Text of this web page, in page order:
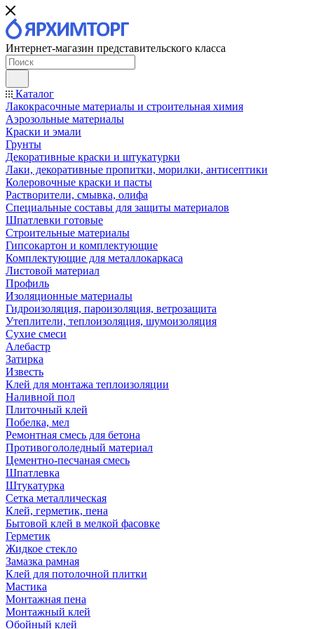
Интернет-магазин представительского класса
Каталог
Лакокрасочные материалы и строительная химия
Аэрозольные материалы
Краски и эмали
Грунты
Декоративные краски и штукатурки
Лаки, декоративные пропитки, морилки, антисептики
Колеровочные краски и пасты
Растворители, смывка, олифа
Специальные составы для защиты материалов
Шпатлевки готовые
Строительные материалы
Гипсокартон и комплектующие
Комплектующие для металлокаркаса
Листовой материал
Профиль
Изоляционные материалы
Гидроизоляция, пароизоляция, ветрозащита
Утеплители, теплоизоляция, шумоизоляция
Сухие смеси
Алебастр
Затирка
Известь
Клей для монтажа теплоизоляции
Наливной пол
Плиточный клей
Побелка, мел
Ремонтная смесь для бетона
Противогололедный материал
Цементно-песчаная смесь
Шпатлевка
Штукатурка
Сетка металлическая
Клей, герметик, пена
Бытовой клей в мелкой фасовке
Герметик
Жидкое стекло
Замазка рамная
Клей для потолочной плитки
Мастика
Монтажная пена
Монтажный клей
Обойный клей